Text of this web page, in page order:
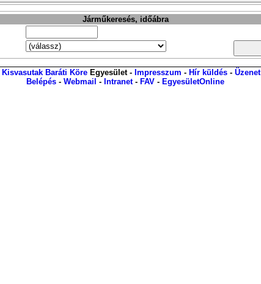
Járműkeresés, időábra
Kisvasutak Baráti Köre Egyesület - Impresszum - Hír küldés - Üzenet
Belépés - Webmail - Intranet- FAV - EgyesületOnline